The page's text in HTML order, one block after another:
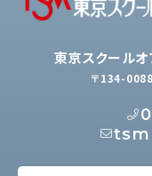
東京スクールオ
〒134-